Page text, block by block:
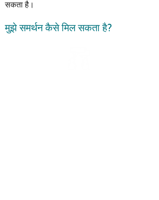
सकता है।
मुझे समर्थन कैसे मिल सकता है?